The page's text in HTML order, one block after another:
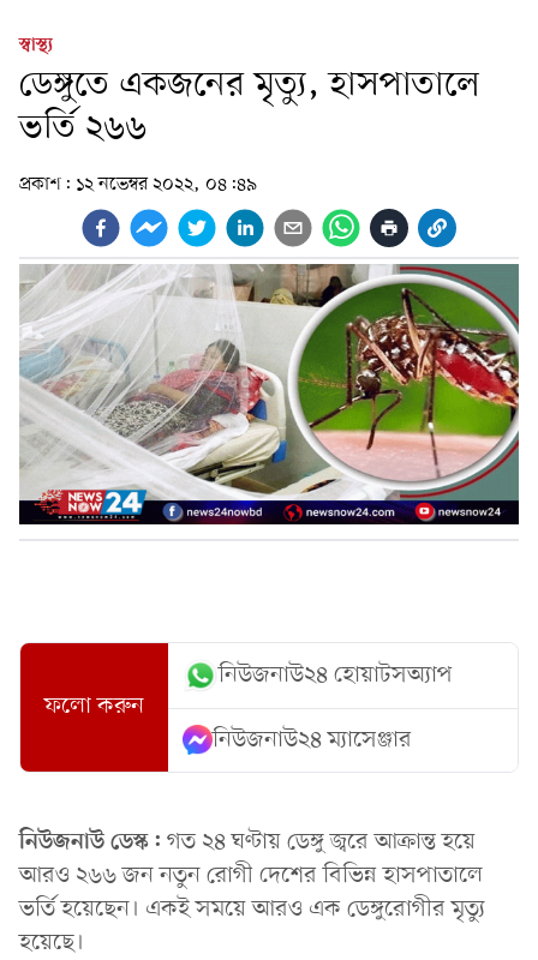
স্বাস্থ্য
ডেঙ্গুতে একজনের মৃত্যু, হাসপাতালে
ভর্তি ২৬৬
প্রকাশ: ১২ নভেম্বর ২০২২, ০৪:৪৯
ফলো করুন
নিউজনাউ২৪ হোয়াটসঅ্যাপ
নিউজনাউ২৪ ম্যাসেঞ্জার
নিউজনাউ ডেস্ক: গত ২৪ ঘণ্টায় ডেঙ্গু জ্বরে আক্রান্ত হয়ে
আরও ২৬৬ জন নতুন রোগী দেশের বিভিন্ন হাসপাতালে
ভর্তি হয়েছেন। একই সময়ে আরও এক ডেঙ্গুরোগীর মৃত্যু
হয়েছে।